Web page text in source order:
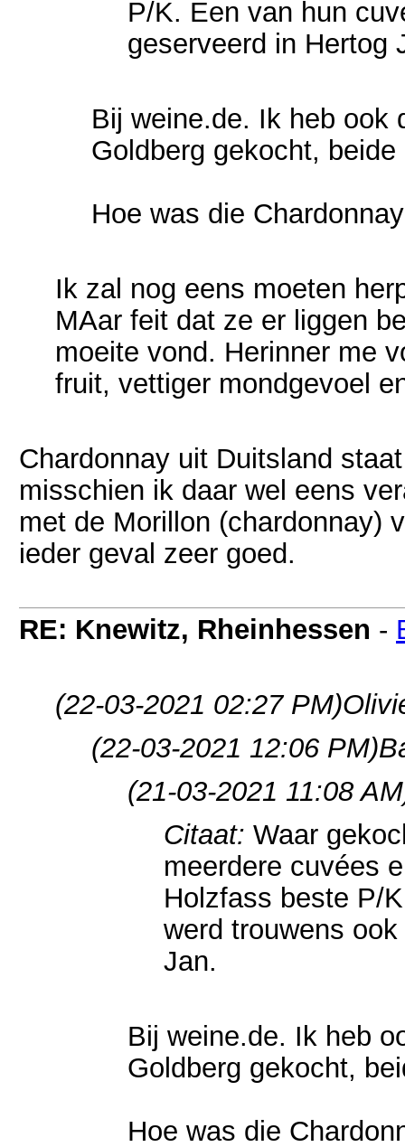
P/K. Een van hun
geserveerd in Hertog
Bij weine.de. Ik heb ook
Goldberg gekocht, beide
Hoe was die
Ik zal nog eens moeten
MAar feit dat ze er liggen
moeite vond. Herinner me
fruit, vettiger mondgevoel
Chardonnay uit Duitsland
misschien ik daar wel eens
met de Morillon (chardonnay)
ieder geval zeer goed.
RE: Knewitz, Rheinhessen -
(22-03-2021 02:27 PM)
(22-03-2021 12:06 PM)
(21-03-2021 11:08
Citaat: Waar
meerdere cuvées
Holzfass beste P/
werd trouwens
Jan.
Bij weine.de. Ik heb
Goldberg gekocht,
Hoe was die